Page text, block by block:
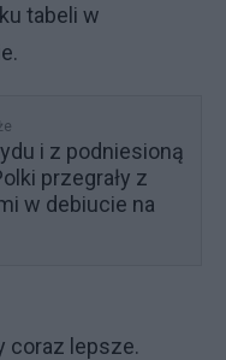
tabeli w
i z podniesioną
przegrały z
w debiucie na
coraz lepsze.